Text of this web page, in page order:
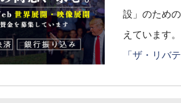
設」のため
えています。
「ザ・リバ